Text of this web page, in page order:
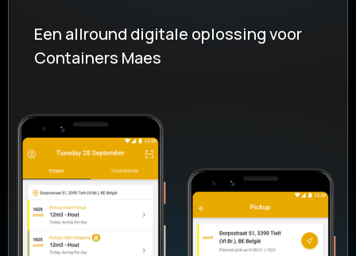
Een allround digitale oplossing voor
Containers Maes